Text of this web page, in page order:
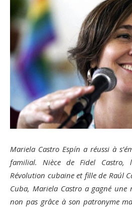
Mariela Castro Espín a réussi à
familial. Nièce de Fidel Castro,
Révolution cubaine et fille de Raúl
Cuba, Mariela Castro a gagné une
non pas grâce à son patronyme